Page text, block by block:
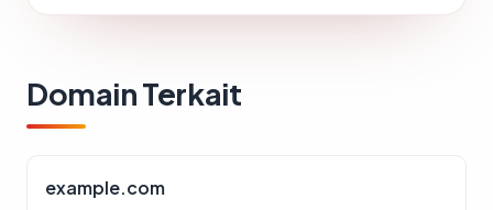
Domain Terkait
example.com